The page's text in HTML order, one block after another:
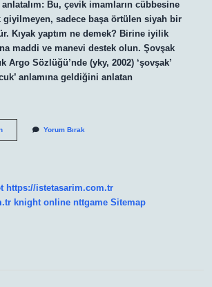
Bu, çevik imamların cübbesine
giyilmeyen, sadece başa örtülen siyah bir
Kıyak yaptım ne demek? Birine iyilik
maddi ve manevi destek olun. Şovşak
Argo Sözlüğü’nde (yky, 2002) ‘şovşak’
anlamına geldiğini anlatan
Kıvak
Yorum Bırak
https://istetasarim.com.tr
knight online nttgame Sitemap